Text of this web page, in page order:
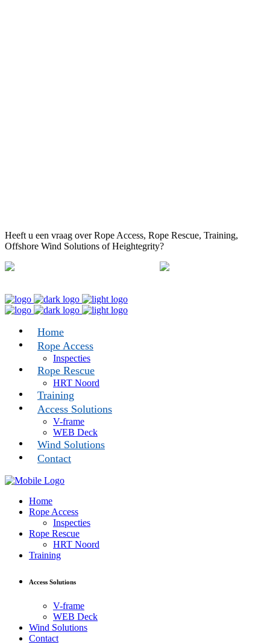
Heeft u een vraag over Rope Access, Rope Rescue, Training,
Offshore Wind Solutions of Heightegrity?
Home
Rope Access
Inspecties
Rope Rescue
HRT Noord
Training
Access Solutions
V-frame
WEB Deck
Wind Solutions
Contact
Home
Rope Access
Inspecties
Rope Rescue
HRT Noord
Training
Access Solutions
V-frame
WEB Deck
Wind Solutions
Contact